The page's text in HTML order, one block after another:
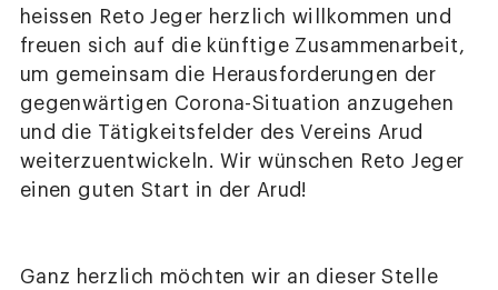
heissen Reto Jeger herzlich willkommen und
freuen sich auf die künftige Zusammenarbeit,
um gemeinsam die Herausforderungen der
gegenwärtigen Corona-Situation anzugehen
und die Tätigkeitsfelder des Vereins Arud
weiterzuentwickeln. Wir wünschen Reto Jeger
einen guten Start in der Arud!
Ganz herzlich möchten wir an dieser Stelle